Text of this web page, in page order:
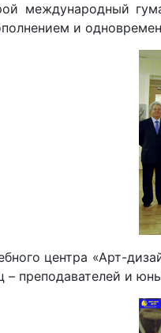
международный
и
центра «Арт-
преподавателей и